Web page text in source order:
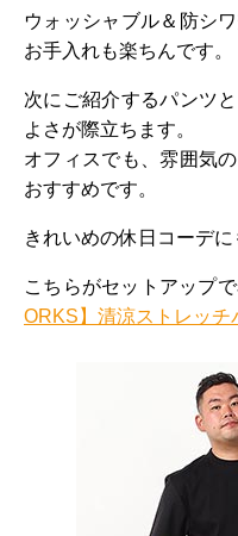
ウォッシャブル＆防シ
お手入れも楽ちんです。
次にご紹介するパンツ
よさが際立ちます。
オフィスでも、雰囲気
おすすめです。
きれいめの休日コーデに
こちらがセットアップ
ORKS】清涼ストレッチ